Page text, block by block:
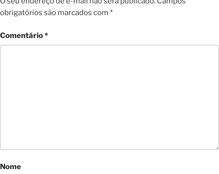
obrigatórios são marcados com *
Comentário*
Nome